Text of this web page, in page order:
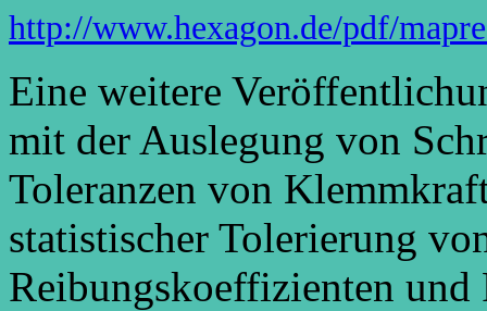
http://www.hexagon.de/pdf/
Eine weitere
mit der Auslegung von
Toleranzen von
statistischer Tolerierung
Reibungskoeffizienten und